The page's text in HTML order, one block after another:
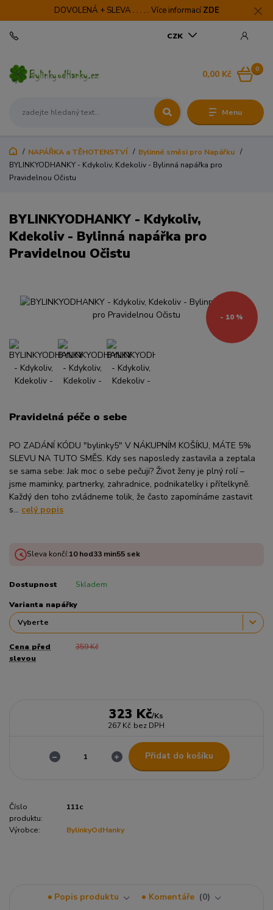
DOVOLENÁ + SLEVA . . . . . Více informací ZDE
Menu
CZK
0
0,00 Kč
NAPÁŘKA a TĚHOTENSTVÍ
Bylinné směsi pro Napářku
BYLINKYODHANKY - Kdykoliv, Kdekoliv - Bylinná napářka pro
Pravidelnou Očistu
BYLINKYODHANKY - Kdykoliv,
Kdekoliv - Bylinná napářka pro
Pravidelnou Očistu
- 10 %
Pravidelná péče o sebe
PO ZADÁNÍ KÓDU "bylinky5" V NÁKUPNÍM KOŠÍKU, MÁTE 5%
SLEVU NA TUTO SMĚS. Kdy ses naposledy zastavila a zeptala
se sama sebe: Jak moc o sebe pečuji? Život ženy je plný rolí –
jsme maminky, partnerky, zahradnice, podnikatelky i přítelkyně.
Každý den toho zvládneme tolik, že často zapomínáme zastavit
s... celý popis
Sleva končí:10hod33min55sek
Dostupnost Skladem
Varianta napářky
Cena před
slevou
359 Kč
323 Kč/Ks
267 Kč bez DPH
Přidat do košíku
Číslo
produktu:
111c
Výrobce: BylinkyOdHanky
Popis produktu Komentáře
0